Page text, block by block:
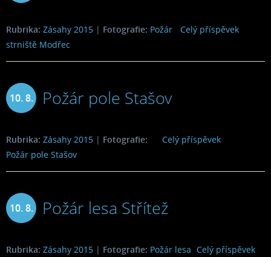
Celý příspěvek
Rubrika: Zásahy 2015 | Fotografie: Požár
strniště Modřec
10. 8. Požár pole Stašov
Celý příspěvek
Rubrika: Zásahy 2015 | Fotografie:
Požár pole Stašov
10. 8. Požár lesa Střítež
Celý příspěvek
Rubrika: Zásahy 2015 | Fotografie: Požár lesa